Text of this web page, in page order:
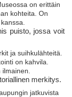
on erittäin
kohteita. On
puisto, jossa voit
ja suihkulähteitä.
on kahvila.
merkitys.
jatkuvista